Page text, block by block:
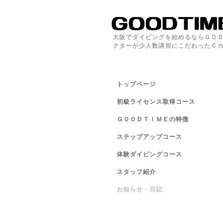
大阪でダイビングを始めるならＧＯ
クターが少人数講習にこだわったＣ
トップページ
初級ライセンス取得コース
ＧＯＯＤＴＩＭＥの特徴
ステップアップコース
体験ダイビングコース
スタッフ紹介
お知らせ・日記